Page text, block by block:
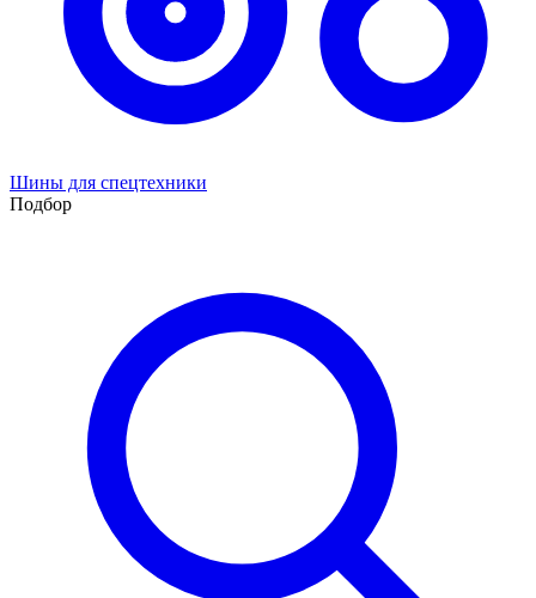
Шины для спецтехники
Подбор